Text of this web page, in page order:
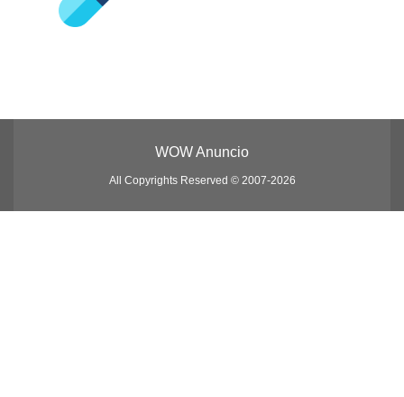
WOW Anuncio
All Copyrights Reserved © 2007-2026